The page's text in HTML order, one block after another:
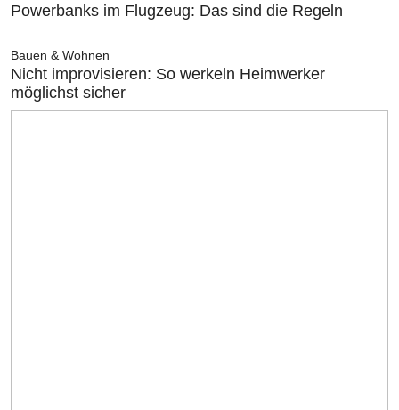
Powerbanks im Flugzeug: Das sind die Regeln
Bauen & Wohnen
Nicht improvisieren: So werkeln Heimwerker
möglichst sicher